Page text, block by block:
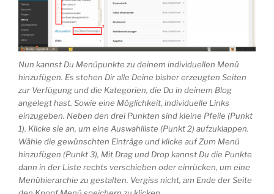
Nun kannst Du Menüpunkte zu deinem individuellen Menü
hinzufügen. Es stehen Dir alle Deine bisher erzeugten Seiten
zur Verfügung und die Kategorien, die Du in deinem Blog
angelegt hast. Sowie eine Möglichkeit, individuelle Links
einzugeben. Neben den drei Punkten sind kleine Pfeile (Punkt
1). Klicke sie an, um eine Auswahlliste (Punkt 2) aufzuklappen.
Wähle die gewünschten Einträge und klicke auf Zum Menü
hinzufügen (Punkt 3), Mit Drag und Drop kannst Du die Punkte
dann in der Liste rechts verschieben oder einrücken, um eine
Menühierarchie zu gestalten. Vergiss nicht, am Ende der Seite